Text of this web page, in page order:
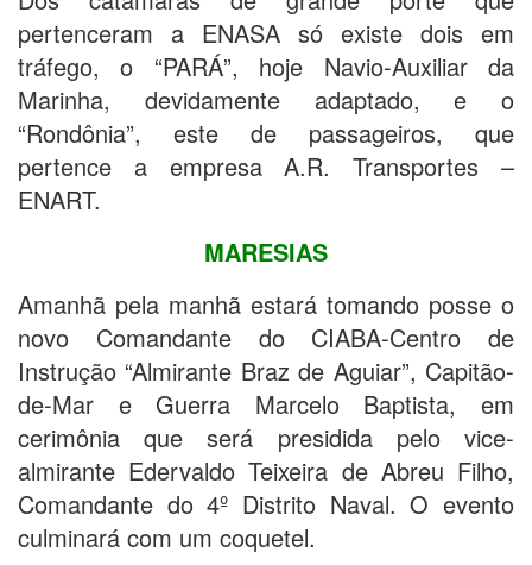
pertenceram a ENASA só existe dois em
tráfego, o “PARÁ”, hoje Navio-Auxiliar da
Marinha, devidamente adaptado, e o
“Rondônia”, este de passageiros, que
pertence a empresa A.R. Transportes –
ENART.
MARESIAS
Amanhã pela manhã estará tomando posse o
novo Comandante do CIABA-Centro de
Instrução “Almirante Braz de Aguiar”, Capitão-
de-Mar e Guerra Marcelo Baptista, em
cerimônia que será presidida pelo vice-
almirante Edervaldo Teixeira de Abreu Filho,
Comandante do 4º Distrito Naval. O evento
culminará com um coquetel.